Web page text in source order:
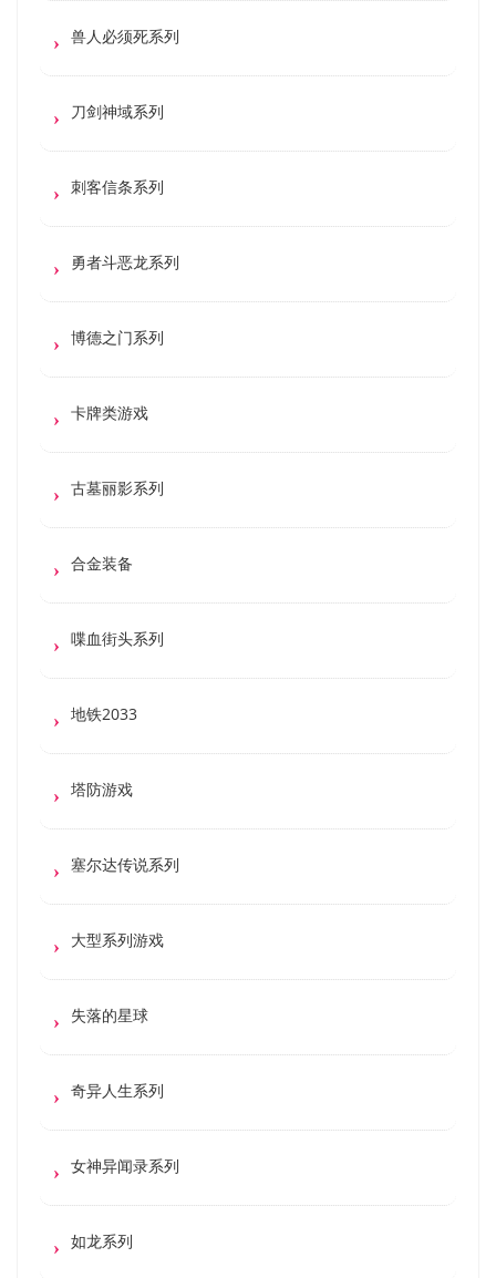
兽人必须死系列
刀剑神域系列
刺客信条系列
勇者斗恶龙系列
博德之门系列
卡牌类游戏
古墓丽影系列
合金装备
喋血街头系列
地铁2033
塔防游戏
塞尔达传说系列
大型系列游戏
失落的星球
奇异人生系列
女神异闻录系列
如龙系列